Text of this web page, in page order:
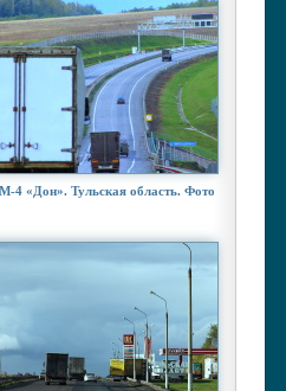
4 «Дон». Тульская область. Фото